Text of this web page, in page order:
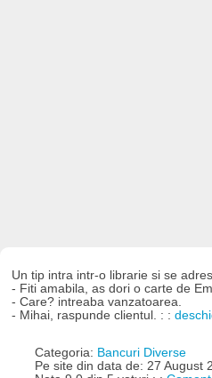
Un tip intra intr-o librarie si se
- Fiti amabila, as dori o carte de
- Care? intreaba vanzatoarea.
- Mihai, raspunde clientul. : :
Categoria: Bancuri Diverse
Pe site din data de: 27 August